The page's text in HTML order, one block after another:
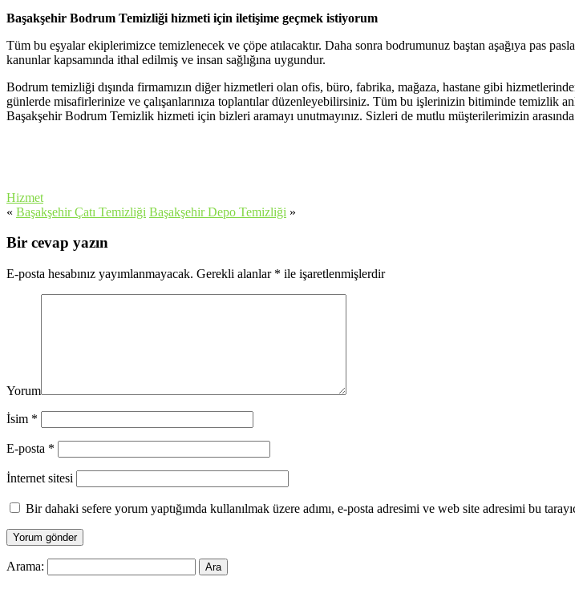
Başakşehir Bodrum Temizliği hizmeti için iletişime geçmek istiyorum
Tüm bu eşyalar ekiplerimizce temizlenecek ve çöpe atılacaktır. Daha sonra bodrumunuz baştan aşağıya pas
kanunlar kapsamında ithal edilmiş ve insan sağlığına uygundur.
Bodrum temizliği dışında firmamızın diğer hizmetleri olan ofis, büro, fabrika, mağaza, hastane gibi
günlerde misafirlerinize ve çalışanlarınıza toplantılar düzenleyebilirsiniz. Tüm bu işlerinizin bitiminde temizlik
Başakşehir Bodrum Temizlik hizmeti için bizleri aramayı unutmayınız. Sizleri de mutlu müşterilerimizin
Hizmet
« Başakşehir Çatı Temizliği Başakşehir Depo Temizliği »
Bir cevap yazın
E-posta hesabınız yayımlanmayacak. Gerekli alanlar * ile işaretlenmişlerdir
Yorum
İsim *
E-posta *
İnternet sitesi
Bir dahaki sefere yorum yaptığımda kullanılmak üzere adımı, e-posta adresimi ve web site adresimi bu
Arama: